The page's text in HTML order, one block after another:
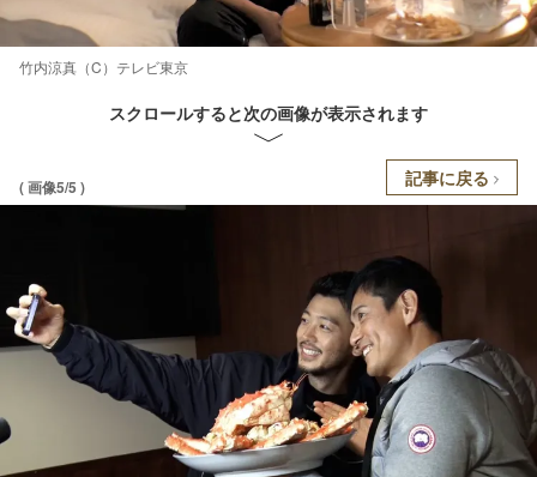
竹内涼真（C）テレビ東京
スクロールすると次の画像が表示されます
( 画像5/5 ) 記事に戻る